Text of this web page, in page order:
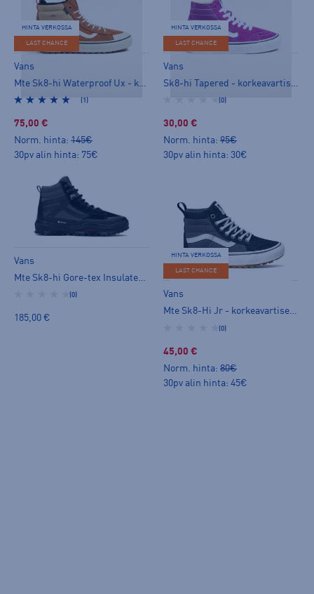
HINTA VERKOSSA
LAST CHANCE
Vans
Mte Sk8-hi Waterproof Ux - korkeavartiset tennarit
(1)
75,00 €
Norm. hinta: 145€
30pv alin hinta: 75€
HINTA VERKOSSA
LAST CHANCE
Vans
Sk8-hi Tapered - korkeavartiset tennarit
(0)
30,00 €
Norm. hinta: 95€
30pv alin hinta: 30€
Vans
(0)
185,00 €
HINTA VERKOSSA
LAST CHANCE
Vans
Mte Sk8-Hi Jr - korkeavartiset tennarit
(0)
45,00 €
Norm. hinta: 80€
30pv alin hinta: 45€